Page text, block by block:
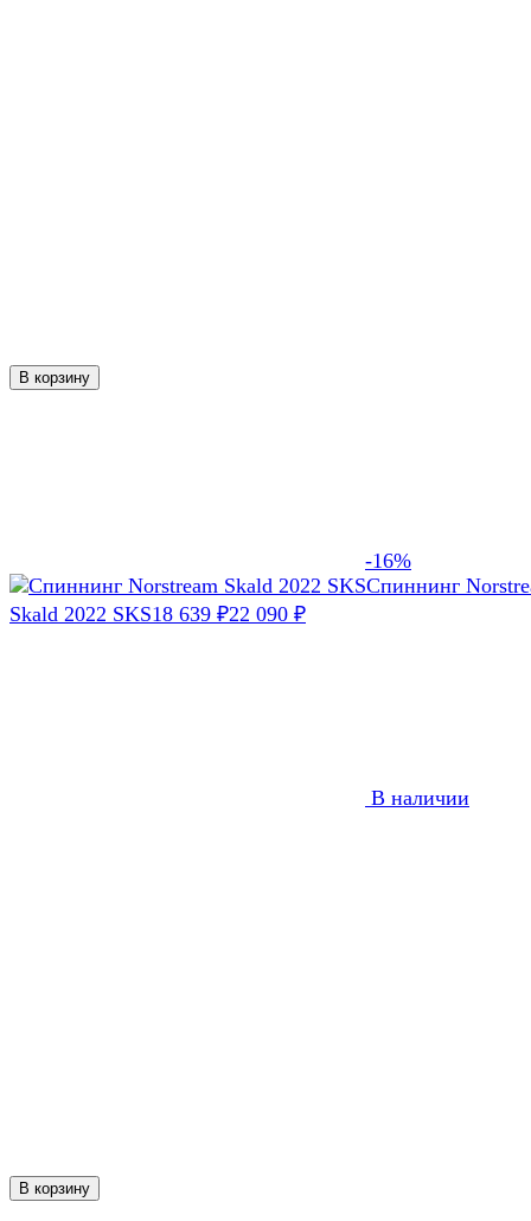
В корзину
-16%
Спиннинг
Skald 2022 SKS18 639 ₽22 090 ₽
В наличии
В корзину